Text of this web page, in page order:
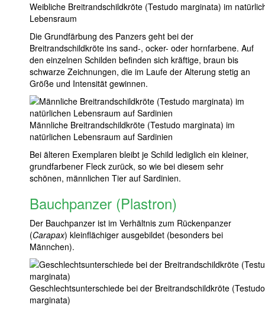
Weibliche Breitrandschildkröte (Testudo marginata) im
Lebensraum
Die Grundfärbung des Panzers geht bei der
Breitrandschildkröte ins sand-, ocker- oder hornfarbene. Auf
den einzelnen Schilden befinden sich kräftige, braun bis
schwarze Zeichnungen, die im Laufe der Alterung stetig an
Größe und Intensität gewinnen.
Männliche Breitrandschildkröte (Testudo marginata) im
natürlichen Lebensraum auf Sardinien
Bei älteren Exemplaren bleibt je Schild lediglich ein kleiner,
grundfarbener Fleck zurück, so wie bei diesem sehr
schönen, männlichen Tier auf Sardinien.
Bauchpanzer (Plastron)
Der Bauchpanzer ist im Verhältnis zum Rückenpanzer
(Carapax) kleinflächiger ausgebildet (besonders bei
Männchen).
Geschlechtsunterschiede bei der Breitrandschildkröte (Testudo
marginata)